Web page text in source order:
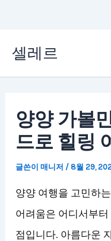
츠
셀레르
양양 가볼
드로 힐링
글쓴이매니저 / 8월 29,
양양 여행을 고민하
어려움은 어디서부
점입니다. 아름다운